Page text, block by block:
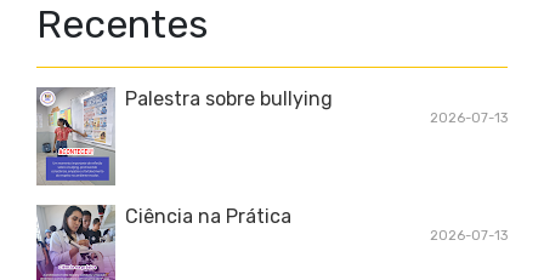
Recentes
Palestra sobre bullying
2026-07-13
Ciência na Prática
2026-07-13